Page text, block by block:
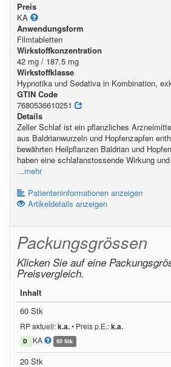
Preis
KA
Anwendungsform
Filmtabletten
Wirkstoffkonzentration
42 mg / 187.5 mg
Wirkstoffklasse
Hypnotika und Sedativa in Kombination,
GTIN Code
7680536610251
Details
Zeller Schlaf ist ein pflanzliches
aus Baldrianwurzeln und Hopfenzapfen
bewährten Heilpflanzen Baldrian und
haben eine schlafanstossende Wirkung
...mehr
Patienteninformationen anzeigen
Artikeldetails anzeigen
Packungsgrössen
Klicken Sie auf eine
Preisvergleich.
Inhalt
60 Stk
RP aktuell:k.a.• Preis p.E.:k.a.
D KA 60 Stk
20 Stk